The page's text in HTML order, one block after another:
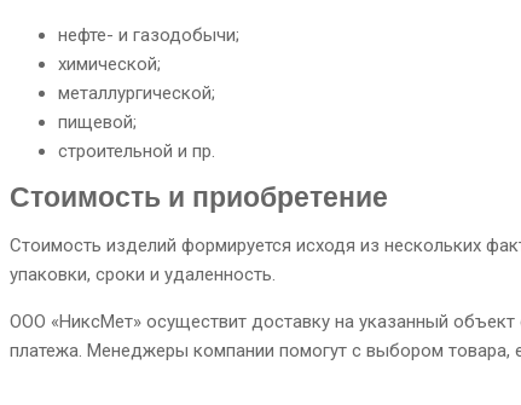
нефте- и газодобычи;
химической;
металлургической;
пищевой;
строительной и пр.
Стоимость и приобретение
Стоимость изделий формируется исходя из нескольких
упаковки, сроки и удаленность.
ООО «НиксМет» осуществит доставку на указанный объект
платежа. Менеджеры компании помогут с выбором товара,